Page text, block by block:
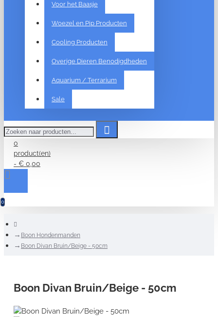
Voor het Baasje
Woezel en Pip Producten
Cooling Producten
Overige Dieren Benodigdheden
Aquarium / Terrarium
Sale
naar
producten...
0
product(en)
- € 0,00
0
Boon Hondenmanden
Boon Divan Bruin/Beige - 50cm
Boon Divan Bruin/Beige - 50cm